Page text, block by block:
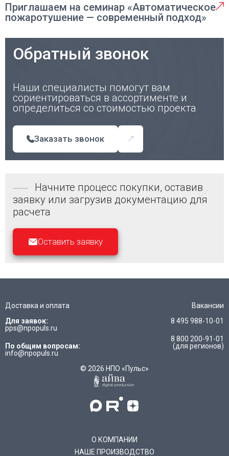
Приглашаем на семинар «Автоматическое
пожаротушение — современный подход»
Обратный звонок
Наши специалисты помогут вам
сориентироваться в ассортименте и
определиться со стоимостью проекта
Заказать звонок
Начните процесс покупки, оставив
заявку или загрузив документацию для
расчета
Оставить заявку
Доставка и оплата
Вакансии
Для заявок:
pps@npopuls.ru
По общим вопросам:
info@npopuls.ru
8 495 988-10-01
8 800 200-91-01
(для регионов)
© 2026 НПО «Пульс»
О КОМПАНИИ
НАШЕ ПРОИЗВОДСТВО